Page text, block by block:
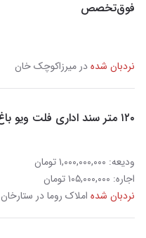
فوق‌تخصص
نردبان شدهدر میرزاکوچک خان
۱۲۰ متر سند اداری فلت ویو باغ(شیراز مال)
ودیعه: ۱,۰۰۰,۰۰۰,۰۰۰ تومان
اجاره: ۱۰۵,۰۰۰,۰۰۰ تومان
نردبان شده املاک روما در ستارخان